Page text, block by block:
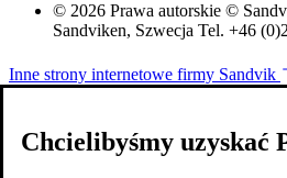
© 2026 Prawa autorskie ©
Sandviken, Szwecja Tel. +46
Inne strony internetowe firmy Sandvik
Chcielibyśmy uzyskać